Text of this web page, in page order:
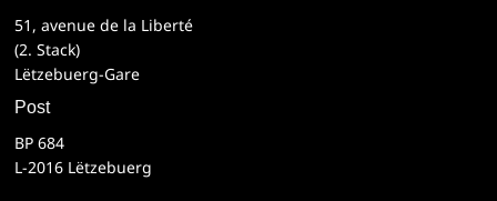
51, avenue de la Liberté
(2. Stack)
Lëtzebuerg-Gare
Post
BP 684
L-2016 Lëtzebuerg